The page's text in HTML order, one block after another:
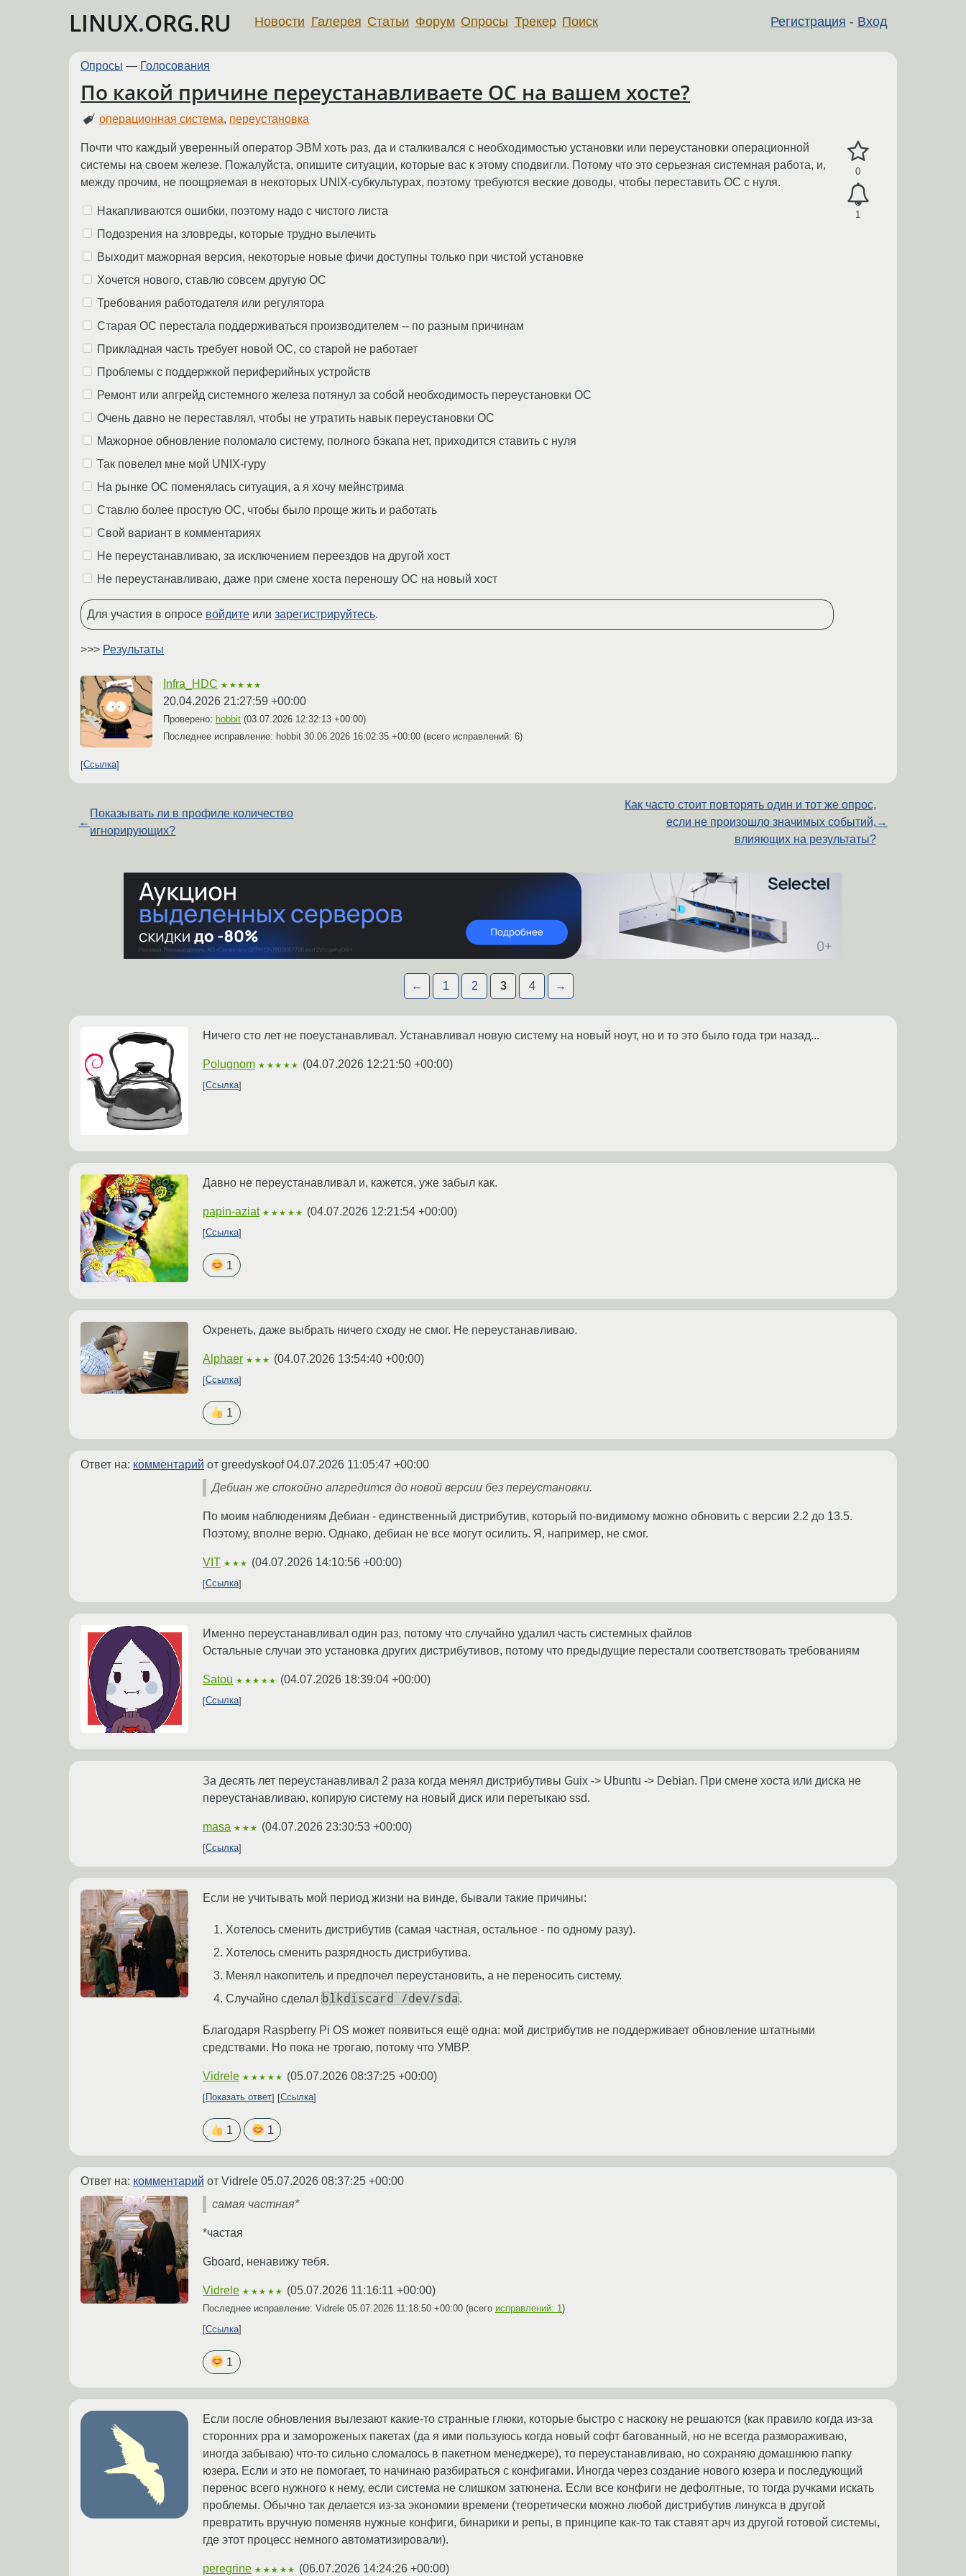
LINUX.ORG.RU Регистрация - Вход
Новости Галерея Статьи Форум Опросы Трекер Поиск
Опросы — Голосования
По какой причине переустанавливаете ОС на вашем хосте?
операционная система, переустановка
0
1
Почти что каждый уверенный оператор ЭВМ хоть раз, да и сталкивался с необходимостью установки или переустановки операционной
системы на своем железе. Пожалуйста, опишите ситуации, которые вас к этому сподвигли. Потому что это серьезная системная работа, и,
между прочим, не поощряемая в некоторых UNIX-субкультурах, поэтому требуются веские доводы, чтобы переставить ОС с нуля.
Накапливаются ошибки, поэтому надо с чистого листа
Подозрения на зловреды, которые трудно вылечить
Выходит мажорная версия, некоторые новые фичи доступны только при чистой установке
Хочется нового, ставлю совсем другую ОС
Требования работодателя или регулятора
Старая ОС перестала поддерживаться производителем -- по разным причинам
Прикладная часть требует новой ОС, со старой не работает
Проблемы с поддержкой периферийных устройств
Ремонт или апгрейд системного железа потянул за собой необходимость переустановки ОС
Очень давно не переставлял, чтобы не утратить навык переустановки ОС
Мажорное обновление поломало систему, полного бэкапа нет, приходится ставить с нуля
Так повелел мне мой UNIX-гуру
На рынке ОС поменялась ситуация, а я хочу мейнстрима
Ставлю более простую ОС, чтобы было проще жить и работать
Свой вариант в комментариях
Не переустанавливаю, за исключением переездов на другой хост
Не переустанавливаю, даже при смене хоста переношу ОС на новый хост
Для участия в опросе войдите или зарегистрируйтесь.
>>> Результаты
Infra_HDC ★★★★★
20.04.2026 21:27:59 +00:00
Проверено: hobbit (03.07.2026 12:32:13 +00:00)
Последнее исправление: hobbit 30.06.2026 16:02:35 +00:00 (всего исправлений: 6)
Ссылка
←
Показывать ли в профиле количество
игнорирующих?
Как часто стоит повторять один и тот же опрос,
если не произошло значимых событий,
влияющих на результаты?
→
← 1 2 3 4 →
Ничего сто лет не поеустанавливал. Устанавливал новую систему на новый ноут, но и то это было года три назад...
Polugnom ★★★★★ (04.07.2026 12:21:50 +00:00)
Ссылка
Давно не переустанавливал и, кажется, уже забыл как.
papin-aziat ★★★★★ (04.07.2026 12:21:54 +00:00)
Ссылка
1
Охренеть, даже выбрать ничего сходу не смог. Не переустанавливаю.
Alphaer ★★★ (04.07.2026 13:54:40 +00:00)
Ссылка
1
Ответ на: комментарий от greedyskoof04.07.2026 11:05:47 +00:00
Дебиан же спокойно апгредится до новой версии без переустановки.
По моим наблюдениям Дебиан - единственный дистрибутив, который по-видимому можно обновить с версии 2.2 до 13.5.
Поэтому, вполне верю. Однако, дебиан не все могут осилить. Я, например, не смог.
VIT ★★★ (04.07.2026 14:10:56 +00:00)
Ссылка
Именно переустанавливал один раз, потому что случайно удалил часть системных файлов
Остальные случаи это установка других дистрибутивов, потому что предыдущие перестали соответствовать требованиям
Satou ★★★★★ (04.07.2026 18:39:04 +00:00)
Ссылка
За десять лет переустанавливал 2 раза когда менял дистрибутивы Guix -> Ubuntu -> Debian. При смене хоста или диска не
переустанавливаю, копирую систему на новый диск или перетыкаю ssd.
masa ★★★ (04.07.2026 23:30:53 +00:00)
Ссылка
Если не учитывать мой период жизни на винде, бывали такие причины:
Хотелось сменить дистрибутив (самая частная, остальное - по одному разу).
Хотелось сменить разрядность дистрибутива.
Менял накопитель и предпочел переустановить, а не переносить систему.
Случайно сделал blkdiscard /dev/sda .
Благодаря Raspberry Pi OS может появиться ещё одна: мой дистрибутив не поддерживает обновление штатными
средствами. Но пока не трогаю, потому что УМВР.
Vidrele ★★★★★ (05.07.2026 08:37:25 +00:00)
Показать ответ Ссылка
1 1
Ответ на: комментарий от Vidrele 05.07.2026 08:37:25 +00:00
самая частная*
*частая
Gboard, ненавижу тебя.
Vidrele ★★★★★ (05.07.2026 11:16:11 +00:00)
Последнее исправление: Vidrele 05.07.2026 11:18:50 +00:00 (всего исправлений: 1)
Ссылка
1
Если после обновления вылезают какие-то странные глюки, которые быстро с наскоку не решаются (как правило когда из-за
сторонних ppa и замороженых пакетах (да я ими пользуюсь когда новый софт багованный, но не всегда размораживаю,
иногда забываю) что-то сильно сломалось в пакетном менеджере), то переустанавливаю, но сохраняю домашнюю папку
юзера. Если и это не помогает, то начинаю разбираться с конфигами. Иногда через создание нового юзера и последующий
перенос всего нужного к нему, если система не слишком затюнена. Если все конфиги не дефолтные, то тогда ручками искать
проблемы. Обычно так делается из-за экономии времени (теоретически можно любой дистрибутив линукса в другой
превратить вручную поменяв нужные конфиги, бинарики и репы, в принципе как-то так ставят арч из другой готовой системы,
где этот процесс немного автоматизировали).
peregrine ★★★★★ (06.07.2026 14:24:26 +00:00)